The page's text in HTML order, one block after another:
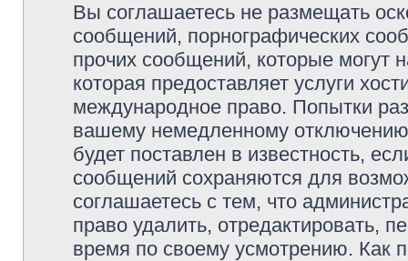
Вы соглашаетесь не размещать
сообщений, порнографических
прочих сообщений, которые могут
которая предоставляет услуги
международное право. Попытки
вашему немедленному
будет поставлен в известность,
сообщений сохраняются для
соглашаетесь с тем, что
право удалить, отредактировать,
время по своему усмотрению. Как